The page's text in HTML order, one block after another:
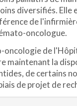
diversifiés. Elle
de
oncologue.
oncologie de
maintenant la
de certains
de projet de